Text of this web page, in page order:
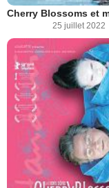
25 juillet 2022